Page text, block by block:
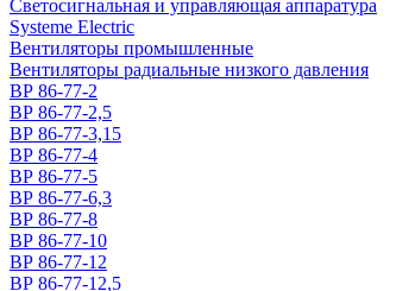
Светосигнальная и управляющая аппаратура
Systeme Electric
Вентиляторы промышленные
Вентиляторы радиальные низкого давления
ВР 86-77-2
ВР 86-77-2,5
ВР 86-77-3,15
ВР 86-77-4
ВР 86-77-5
ВР 86-77-6,3
ВР 86-77-8
ВР 86-77-10
ВР 86-77-12
ВР 86-77-12,5